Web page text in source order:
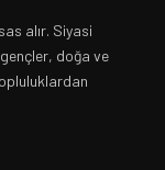
alır. Siyasi
doğa ve